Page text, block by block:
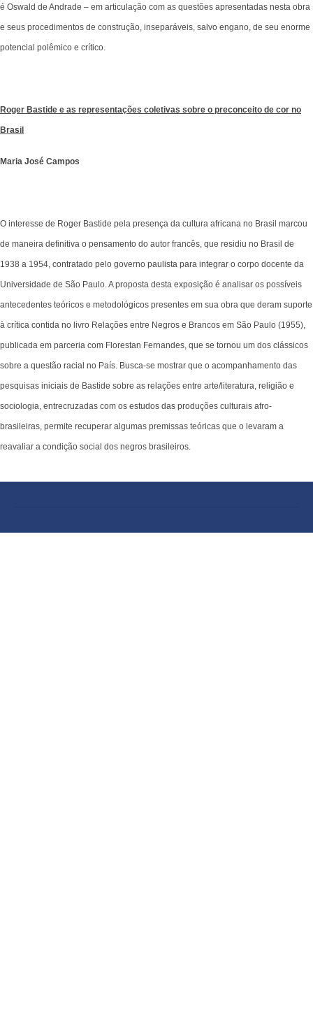
é Oswald de Andrade – em articulação com as questões apresentadas nesta obra
e seus procedimentos de construção, inseparáveis, salvo engano, de seu enorme
potencial polêmico e crítico.
Roger Bastide e as representações coletivas sobre o preconceito de cor no
Brasil
Maria José Campos
O interesse de Roger Bastide pela presença da cultura africana no Brasil marcou
de maneira definitiva o pensamento do autor francês, que residiu no Brasil de
1938 a 1954, contratado pelo governo paulista para integrar o corpo docente da
Universidade de São Paulo. A proposta desta exposição é analisar os possíveis
antecedentes teóricos e metodológicos presentes em sua obra que deram suporte
à crítica contida no livro Relações entre Negros e Brancos em São Paulo (1955),
publicada em parceria com Florestan Fernandes, que se tornou um dos clássicos
sobre a questão racial no País. Busca-se mostrar que o acompanhamento das
pesquisas iniciais de Bastide sobre as relações entre arte/literatura, religião e
sociologia, entrecruzadas com os estudos das produções culturais afro-
brasileiras, permite recuperar algumas premissas teóricas que o levaram a
reavaliar a condição social dos negros brasileiros.